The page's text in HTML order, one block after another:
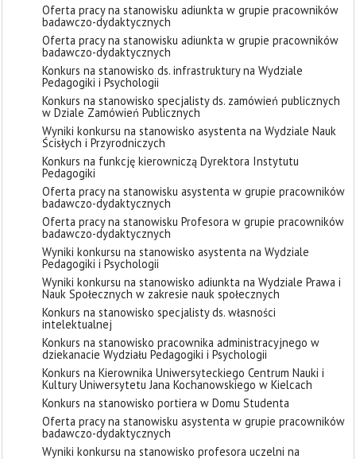
Oferta pracy na stanowisku adiunkta w grupie pracowników
badawczo-dydaktycznych
Oferta pracy na stanowisku adiunkta w grupie pracowników
badawczo-dydaktycznych
Konkurs na stanowisko ds. infrastruktury na Wydziale
Pedagogiki i Psychologii
Konkurs na stanowisko specjalisty ds. zamówień publicznych
w Dziale Zamówień Publicznych
Wyniki konkursu na stanowisko asystenta na Wydziale Nauk
Ścisłych i Przyrodniczych
Konkurs na funkcję kierowniczą Dyrektora Instytutu
Pedagogiki
Oferta pracy na stanowisku asystenta w grupie pracowników
badawczo-dydaktycznych
Oferta pracy na stanowisku Profesora w grupie pracowników
badawczo-dydaktycznych
Wyniki konkursu na stanowisko asystenta na Wydziale
Pedagogiki i Psychologii
Wyniki konkursu na stanowisko adiunkta na Wydziale Prawa i
Nauk Społecznych w zakresie nauk społecznych
Konkurs na stanowisko specjalisty ds. własności
intelektualnej
Konkurs na stanowisko pracownika administracyjnego w
dziekanacie Wydziału Pedagogiki i Psychologii
Konkurs na Kierownika Uniwersyteckiego Centrum Nauki i
Kultury Uniwersytetu Jana Kochanowskiego w Kielcach
Konkurs na stanowisko portiera w Domu Studenta
Oferta pracy na stanowisku asystenta w grupie pracowników
badawczo-dydaktycznych
Wyniki konkursu na stanowisko profesora uczelni na